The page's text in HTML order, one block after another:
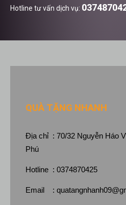
Hotline tư vấn dịch vụ:
QUÀ TẶNG NHANH
Địa chỉ : 70/32 Nguyễn Háo
Phú
Hotline : 0374870425
Email :